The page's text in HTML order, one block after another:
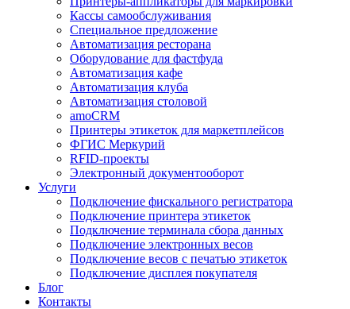
Кассы самообслуживания
Специальное предложение
Автоматизация ресторана
Оборудование для фастфуда
Автоматизация кафе
Автоматизация клуба
Автоматизация столовой
amoCRM
Принтеры этикеток для маркетплейсов
ФГИС Меркурий
RFID-проекты
Электронный документооборот
Услуги
Подключение фискального регистратора
Подключение принтера этикеток
Подключение терминала сбора данных
Подключение электронных весов
Подключение весов с печатью этикеток
Подключение дисплея покупателя
Блог
Контакты